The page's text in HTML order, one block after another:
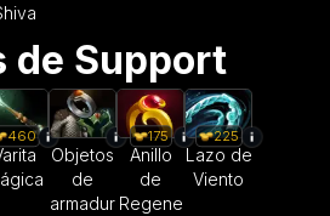
de Support
460
Objetos
de
armadur
175
Anillo
de
Regene
225
Lazo de
Viento